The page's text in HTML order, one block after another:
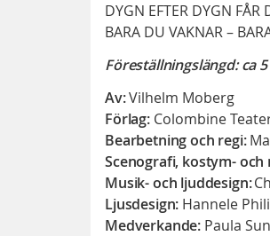
DYGN EFTER DYGN FÅR
BARA DU VAKNAR –
Föreställningslängd: ca
Av:Vilhelm Moberg
Förlag:Colombine
Bearbetning och regi:
Scenografi, kostym- och
Musik- och ljuddesign:
Ljusdesign: Hannele
Medverkande: Paula